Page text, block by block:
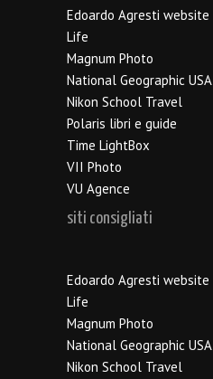
Edoardo Agresti website
Life
Magnum Photo
National Geographic USA
Nikon School Travel
Polaris libri e guide
Time LightBox
VII Photo
VU Agence
siti consigliati
Edoardo Agresti website
Life
Magnum Photo
National Geographic USA
Nikon School Travel